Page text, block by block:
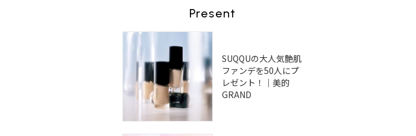
Present
SUQQUの大人気艶肌
ファンデを50人にプ
レゼント！｜美的
GRAND